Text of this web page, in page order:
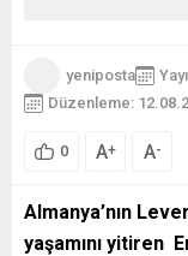
yeniposta
Düzenleme:
0 A+ A-
Almanya’nın
yaşamını yitiren